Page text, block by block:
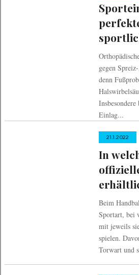
gegen
denn
Einlag...
21.1.2022
In
Beim
Sportart, bei
mit jeweils
spielen.
Torwart und